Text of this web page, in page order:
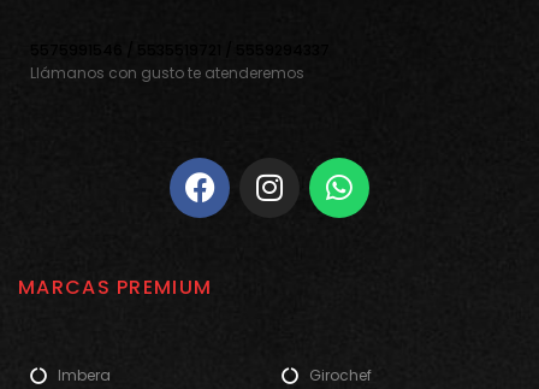
Llámanos con gusto te atenderemos
MARCAS PREMIUM
Imbera
Girochef